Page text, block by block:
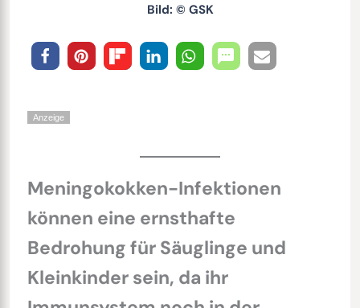
Bild: © GSK
Anzeige
Meningokokken-Infektionen
können eine ernsthafte
Bedrohung für Säuglinge und
Kleinkinder sein, da ihr